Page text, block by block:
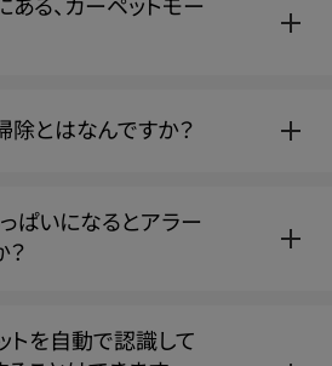
る、カーペットモー
とはなんですか？
ぱいになるとアラー
？
トを自動で認識して